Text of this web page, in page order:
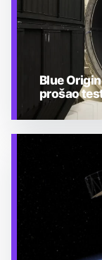
Blue
prošao